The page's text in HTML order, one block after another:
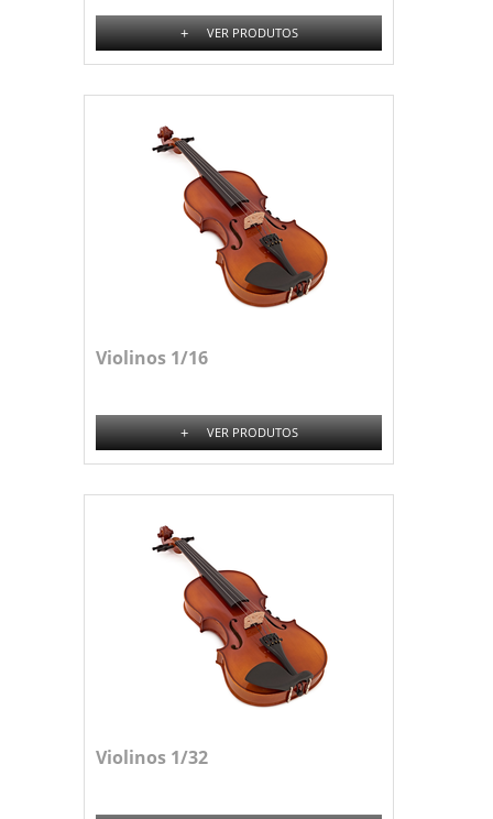
+ VER PRODUTOS
Violinos 1/16
+ VER PRODUTOS
Violinos 1/32